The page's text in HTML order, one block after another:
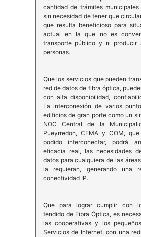
cantidad de trámites
sin necesidad de tener que
que resulta beneficioso para
actual en la que no es
transporte público y ni producir
personas.
Que los servicios que pueden
red de datos de fibra óptica,
con alta disponibilidad,
La interconexión de varios
edificios de gran porte como un
NOC Central de la
Pueyrredon, CEMA y COM,
podido interconectar, podrá
eficacia real, las necesidades
datos para cualquiera de las
la requieran, generando una
conectividad IP.
Que para lograr cumplir con
tendido de Fibra Óptica, es
las cooperativas y los
Servicios de Internet, con una